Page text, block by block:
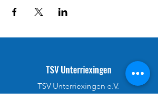
TSV Unterriexingen
TSV Unterriexingen e.V.